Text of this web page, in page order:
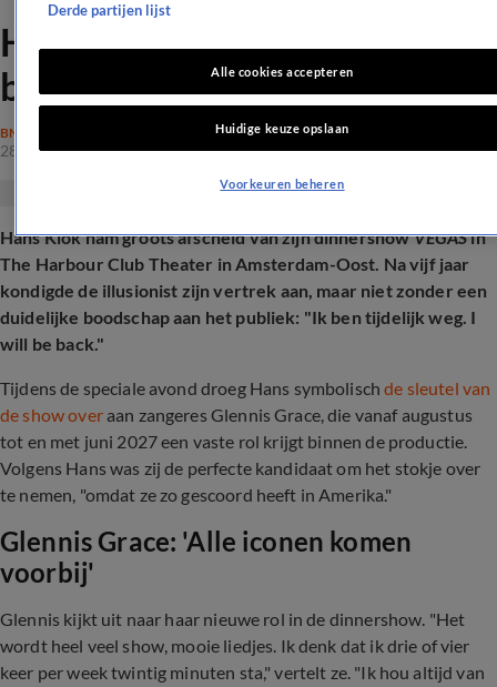
Hans Klok hint op terugkeer
bij dinnershow
BN'ERS
28 mrt 2026, 11:52
Hans Klok nam groots afscheid van zijn dinnershowVEGASin
The Harbour Club Theater in Amsterdam-Oost. Na vijf jaar
kondigde de illusionist zijn vertrek aan, maar niet zonder een
duidelijke boodschap aan het publiek: "Ik ben tijdelijk weg. I
will be back."
Tijdens de speciale avond droeg Hans symbolischde sleutel van
de show overaan zangeres Glennis Grace, die vanaf augustus
tot en met juni 2027 een vaste rol krijgt binnen de productie.
Volgens Hans was zij de perfecte kandidaat om het stokje over
te nemen, "omdat ze zo gescoord heeft in Amerika."
Glennis Grace: 'Alle iconen komen
voorbij'
Glennis kijkt uit naar haar nieuwe rol in de dinnershow. "Het
wordt heel veel show, mooie liedjes. Ik denk dat ik drie of vier
keer per week twintig minuten sta," vertelt ze. "Ik hou altijd van
Derde partijen lijst
Alle cookies accepteren
Huidige keuze opslaan
Voorkeuren beheren